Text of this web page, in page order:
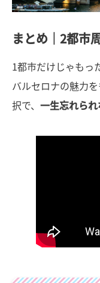
まとめ｜2都市
1都市だけじゃもっ
バルセロナの魅力
択で、 一生忘れら